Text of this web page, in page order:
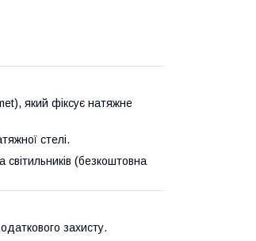
який фіксує натяжне
стелі.
(безкоштовна
захисту.